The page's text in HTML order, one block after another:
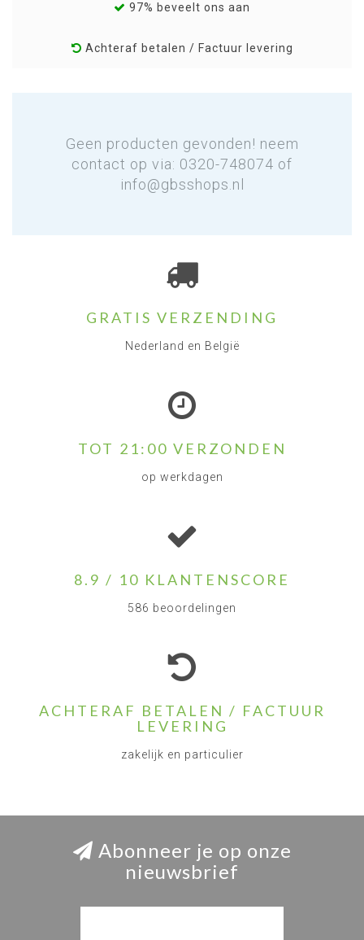
97% beveelt ons aan
Achteraf betalen / Factuur levering
Geen producten gevonden! neem
contact op via: 0320-748074 of
info@gbsshops.nl
GRATIS VERZENDING
Nederland en België
TOT 21:00 VERZONDEN
op werkdagen
8.9 / 10 KLANTENSCORE
586 beoordelingen
ACHTERAF BETALEN / FACTUUR
LEVERING
zakelijk en particulier
Abonneer je op onze
nieuwsbrief